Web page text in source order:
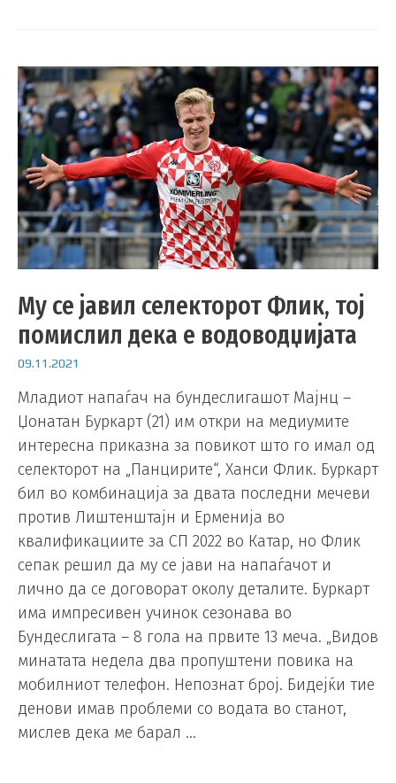
Му се јавил селекторот Флик, тој
помислил дека е водоводџијата
09.11.2021
Младиот напаѓач на бундеслигашот Мајнц –
Џонатан Буркарт (21) им откри на медиумите
интересна приказна за повикот што го имал од
селекторот на „Панцирите“, Ханси Флик. Буркарт
бил во комбинација за двата последни мечеви
против Лиштенштајн и Ерменија во
квалификациите за СП 2022 во Катар, но Флик
сепак решил да му се јави на напаѓачот и
лично да се договорат околу деталите. Буркарт
има импресивен учинок сезонава во
Бундеслигата – 8 гола на првите 13 меча. „Видов
минатата недела два пропуштени повика на
мобилниот телефон. Непознат број. Бидејќи тие
денови имав проблеми со водата во станот,
мислев дека ме барал …